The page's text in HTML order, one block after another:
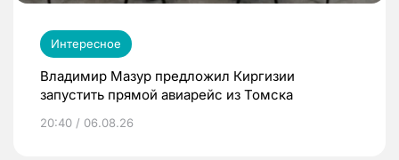
Интересное
Владимир Мазур предложил Киргизии
запустить прямой авиарейс из Томска
20:40 / 06.08.26